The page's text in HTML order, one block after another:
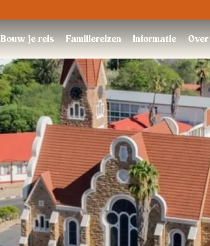
Bouw je reis Familiereizen Informatie